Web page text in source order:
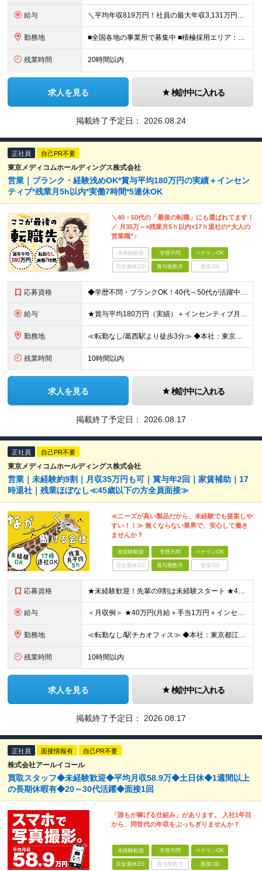
給与 ＼平均年収819万円！社員の最大年収3,131万円／ 固定給だけで、年収524万円も可能！ インセンティブだけでなく固定給でもしっかり稼げる仕組みです！ 【入社初年度】 年収400万～550万円＋イ
勤務地 ■全国各地の事業所で募集中 ■積極採用エリア：東京・神奈川・埼玉・千葉・愛知 ※希望の勤務地で働ける！通勤可能な事業所を選定していきます ※地元に戻って働きたいUターン希望者も歓迎します！ ※社用車を
残業時間 20時間以内
求人を見る 検討中に入れる
掲載終了予定日： 2026.08.24
正社員 自己PR不要
東京メディコムホールディングス株式会社
営業｜ブランク・経験浅めOK*賞与平均180万円の実績＋インセン
ティブ*残業月5h以内*実働7時間*5連休OK
＼40・50代の「最後の転職」にも選ばれてます！
／ 月35万～×残業月5ｈ以内×17ｈ退社の“大人の
営業職”♪
未経験歓迎 学歴不問 ベテランOK
完全週休2日 賞与複数月 面接1回
応募資格 ◆学歴不問・ブランクOK！40代～50代が活躍中 ◆何かしらの営業経験がある方 ◆普通自動車免許(AT限定可) できるだけ多くの方とお会いしたいと考えています。 ぜひご応募いただければと思います!
給与 ★賞与平均180万円（実績）＋インセンティブ月平均12万円 ★月給35万円以上＋営業手当＋各種手当＋賞与年2回＋インセンティブ ※経験・能力等を考慮の上、優遇いたします ※上記金額には一律手当と固定
勤務地 ≪転勤なし/葛西駅より徒歩3分≫ ◆本社：東京都江戸川区東葛西6-1-17 第6カネ長ビル6F ※(変更の範囲)上記を除く当社関連勤務地
残業時間 10時間以内
求人を見る 検討中に入れる
掲載終了予定日： 2026.08.17
正社員 自己PR不要
東京メディコムホールディングス株式会社
営業｜未経験約9割｜月収35万円も可｜賞与年2回｜家賃補助｜17
時退社｜残業ほぼなし≪45歳以下の方全員面接≫
≪ニーズが高い製品だから、未経験でも提案しや
すい！！≫ 無くならない業界で、安心して働き
ませんか？
未経験歓迎 学歴不問 ベテランOK
完全週休2日 賞与複数月 面接1回
応募資格 ★未経験歓迎！先輩の9割は未経験スタート ★45歳以下の方は全員面接 ◆学歴不問 ◆普通自動車免許(AT限定可) ◆45歳までの方※若年層の長期キャリア形成を図るため できるだけ多くの方とお会いし
給与 ＜月収例＞ ★40万円(月給＋手当1万円＋インセンティブ)／入社4年目・30代 ★28.5万円(月給＋手当1万円＋インセンティブ)／入社2年目 ◆月給24万7,000円以上～＋賞与年2回＋インセンテ
勤務地 ≪転勤なし/駅チカオフィス≫ ◆本社：東京都江戸川区東葛西6-1-17 第6カネ長ビル6F ※(変更の範囲)上記を除く当社関連勤務地
残業時間 10時間以内
求人を見る 検討中に入れる
掲載終了予定日： 2026.08.17
正社員 面接情報有 自己PR不要
株式会社アールイコール
買取スタッフ◆未経験歓迎◆平均月収58.9万◆土日休◆1週間以上
の長期休暇有◆20～30代活躍◆面接1回
「誰もが稼げる仕組み」があります。 入社1年目
から、同世代の年収をぶっちぎりませんか？
未経験歓迎 学歴不問 ベテランOK
完全週休2日 賞与複数月 面接1回